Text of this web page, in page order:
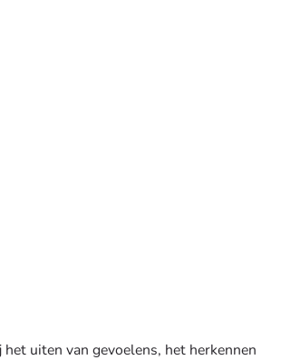
uiten van gevoelens, het herkennen